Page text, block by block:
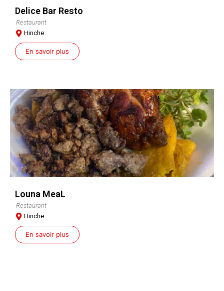
Delice Bar Resto
Restaurant
Hinche
En savoir plus
Louna MeaL
Restaurant
Hinche
En savoir plus